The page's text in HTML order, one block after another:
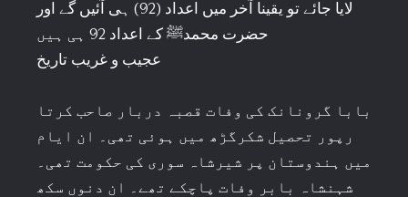
لایا جائے تو یقینا آخر میں اعداد (92) ہی آئیں گے اور
حضرت محمدﷺ کے اعداد 92 ہی ہیں
عجیب و غریب تاریخ
بابا گرونانک کی وفات قصبہ دربار صاحب کرتا
رپور تحصیل شکرگڑھ میں ہوئی تھی۔ ان ایام
میں ہندوستان پر شیرشاہ سوری کی حکومت تھی۔
شہنشاہ بابر وفات پاچکے تھے۔ ان دنوں سکھ